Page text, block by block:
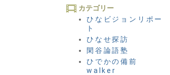
カテゴリー
ひなビジョンリポー
ト
ひなせ探訪
閑谷論語塾
ひでかの備前
walker